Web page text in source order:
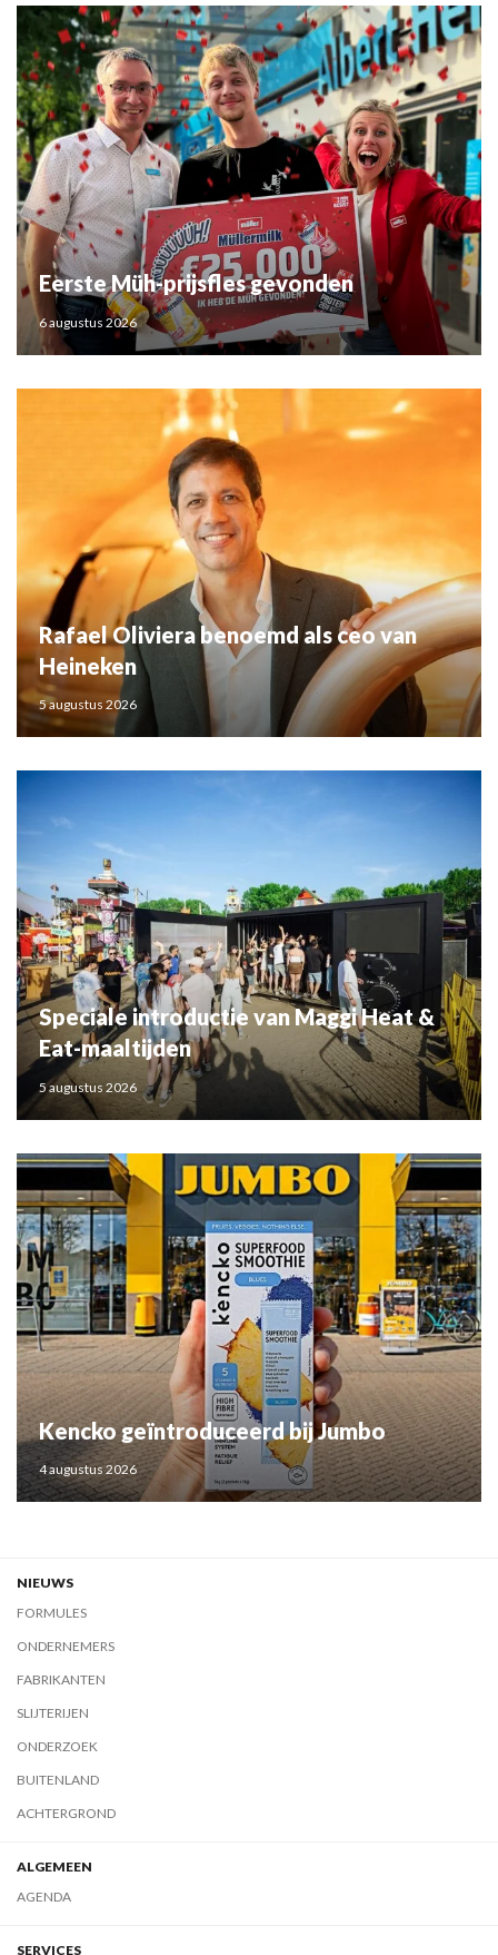
Eerste Müh-prijsfles gevonden
6 augustus 2026
Rafael Oliviera benoemd als ceo van
Heineken
5 augustus 2026
Speciale introductie van Maggi Heat &
Eat-maaltijden
5 augustus 2026
Kencko geïntroduceerd bij Jumbo
4 augustus 2026
NIEUWS
FORMULES
ONDERNEMERS
FABRIKANTEN
SLIJTERIJEN
ONDERZOEK
BUITENLAND
ACHTERGROND
ALGEMEEN
AGENDA
SERVICES